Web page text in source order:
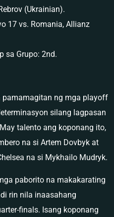
(Ukrainian).
17 vs. Romania, Allianz
sa Grupo: 2nd.
pamamagitan ng mga playoff
silang lagpasan
talento ang koponang ito,
na si Artem Dovbyk at
na si Mykhailo Mudryk.
paborito na makakarating
rin nila inaasahang
finals. Isang koponang